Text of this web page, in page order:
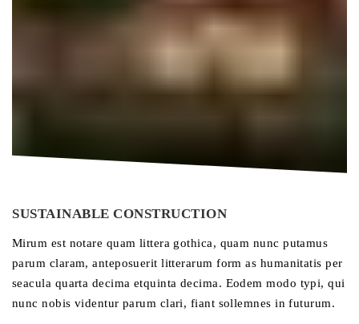
SUSTAINABLE CONSTRUCTION
Mirum est notare quam littera gothica, quam nunc putamus
parum claram, anteposuerit litterarum form as humanitatis per
seacula quarta decima etquinta decima. Eodem modo typi, qui
nunc nobis videntur parum clari, fiant sollemnes in futurum.